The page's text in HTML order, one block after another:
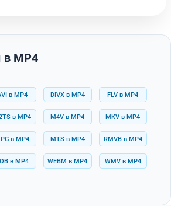
в MP4
в MP4 DIVX в MP4 FLV в MP4
в MP4 M4V в MP4 MKV в MP4
в MP4 MTS в MP4 RMVB в MP4
в MP4 WEBM в MP4 WMV в MP4